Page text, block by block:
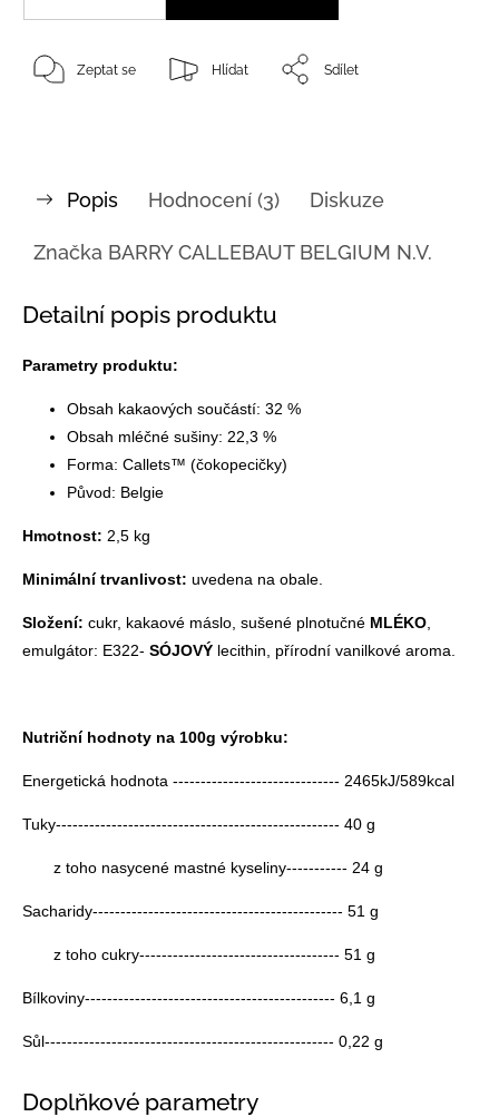
Zeptat se Hlídat Sdílet
Popis Hodnocení (3) Diskuze
Značka BARRY CALLEBAUT BELGIUM N.V.
Detailní popis produktu
Parametry produktu:
Obsah kakaových součástí: 32 %
Obsah mléčné sušiny: 22,3 %
Forma: Callets™ (čokopecičky)
Původ: Belgie
Hmotnost: 2,5 kg
Minimální trvanlivost: uvedena na obale.
Složení: cukr, kakaové máslo, sušené plnotučné MLÉKO
emulgátor: E322- SÓJOVÝ lecithin, přírodní vanilkové aroma.
Nutriční hodnoty na 100g výrobku:
Energetická hodnota ------------------------------ 2465kJ/589kcal
Tuky--------------------------------------------------- 40 g
z toho nasycené mastné kyseliny----------- 24 g
Sacharidy--------------------------------------------- 51 g
z toho cukry------------------------------------ 51 g
Bílkoviny--------------------------------------------- 6,1 g
Sůl---------------------------------------------------- 0,22 g
Doplňkové parametry